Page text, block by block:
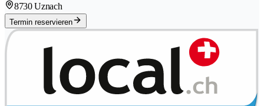
8730 Uznach
Termin reservieren